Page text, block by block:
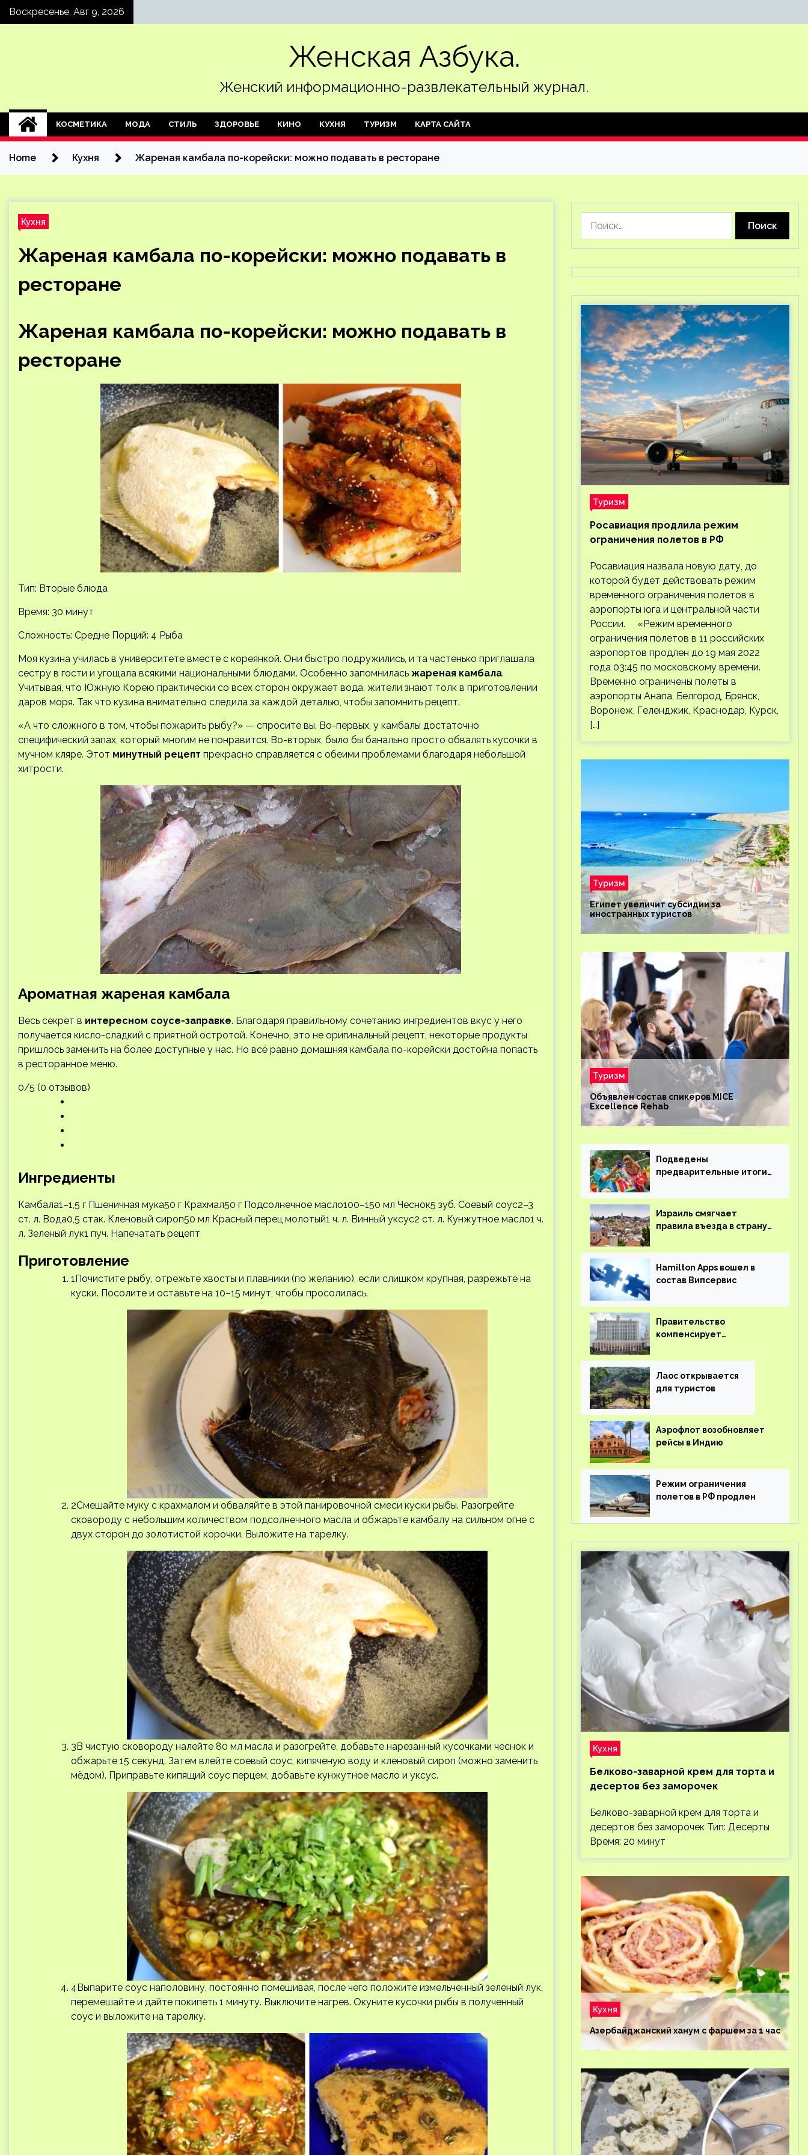
SkipВоскресенье, Авг 9, 2026
Женская Азбука.
Женский информационно-развлекательный журнал.
КОСМЕТИКА МОДА СТИЛЬ ЗДОРОВЬЕ КИНО КУХНЯ ТУРИЗМ КАРТА САЙТА
Home Кухня Жареная камбала по-корейски: можно подавать в ресторане
Кухня
Жареная камбала по-корейски: можно подавать в
ресторане
Жареная камбала по-корейски: можно подавать в
ресторане
Тип: Вторые блюда
Время: 30 минут
Сложность: Средне Порций: 4 Рыба
Моя кузина училась в университете вместе с кореянкой. Они быстро подружились, и та частенько приглашала
сестру в гости и угощала всякими национальными блюдами. Особенно запомнилась жареная камбала.
Учитывая, что Южную Корею практически со всех сторон окружает вода, жители знают толк в приготовлении
даров моря. Так что кузина внимательно следила за каждой деталью, чтобы запомнить рецепт.
«А что сложного в том, чтобы пожарить рыбу?» — спросите вы. Во-первых, у камбалы достаточно
специфический запах, который многим не понравится. Во-вторых, было бы банально просто обвалять кусочки в
мучном кляре. Этот минутный рецепт прекрасно справляется с обеими проблемами благодаря небольшой
хитрости.
Ароматная жареная камбала
Весь секрет в интересном соусе-заправке. Благодаря правильному сочетанию ингредиентов вкус у него
получается кисло-сладкий с приятной остротой. Конечно, это не оригинальный рецепт, некоторые продукты
пришлось заменить на более доступные у нас. Но всё равно домашняя камбала по-корейски достойна попасть
в ресторанное меню.
0/5 (0 отзывов)
Ингредиенты
Камбала1–1,5 г Пшеничная мука50 г Крахмал50 г Подсолнечное масло100–150 мл Чеснок5 зуб. Соевый соус2–3
ст. л. Вода0,5 стак. Кленовый сироп50 мл Красный перец молотый1 ч. л. Винный уксус2 ст. л. Кунжутное масло1 ч.
л. Зеленый лук1 пуч. Напечатать рецепт
Приготовление
1Почистите рыбу, отрежьте хвосты и плавники (по желанию), если слишком крупная, разрежьте на
куски. Посолите и оставьте на 10–15 минут, чтобы просолилась.
2Смешайте муку с крахмалом и обваляйте в этой панировочной смеси куски рыбы. Разогрейте
сковороду с небольшим количеством подсолнечного масла и обжарьте камбалу на сильном огне с
двух сторон до золотистой корочки. Выложите на тарелку.
3В чистую сковороду налейте 80 мл масла и разогрейте, добавьте нарезанный кусочками чеснок и
обжарьте 15 секунд. Затем влейте соевый соус, кипяченую воду и кленовый сироп (можно заменить
мёдом). Приправьте кипящий соус перцем, добавьте кунжутное масло и уксус.
4Выпарите соус наполовину, постоянно помешивая, после чего положите измельченный зеленый лук,
перемешайте и дайте покипеть 1 минуту. Выключите нагрев. Окуните кусочки рыбы в полученный
соус и выложите на тарелку.
Туризм
Росавиация продлила режим
ограничения полетов в РФ
Росавиация назвала новую дату, до
которой будет действовать режим
временного ограничения полетов в
аэропорты юга и центральной части
России. «Режим временного
ограничения полетов в 11 российских
аэропортов продлен до 19 мая 2022
года 03:45 по московскому времени.
Временно ограничены полеты в
аэропорты Анапа, Белгород, Брянск,
Воронеж, Геленджик, Краснодар, Курск,
[…]
Туризм
Египет увеличит субсидии за
иностранных туристов
Туризм
Объявлен состав спикеров MICE
Excellence Rehab
Подведены
предварительные итоги
Израиль смягчает
правила въезда в страну
Hamilton Apps вошел в
состав Випсервис
Правительство
компенсирует
на вывоз россиян из-за
рубежа
Лаос открывается
для туристов
Аэрофлот возобновляет
рейсы в Индию
Режим ограничения
полетов в РФ продлен
Кухня
Белково-заварной крем для торта и
десертов без заморочек
Белково-заварной крем для торта и
десертов без заморочек Тип: Десерты
Время: 20 минут
Кухня
Азербайджанский ханум с фаршем за 1 час